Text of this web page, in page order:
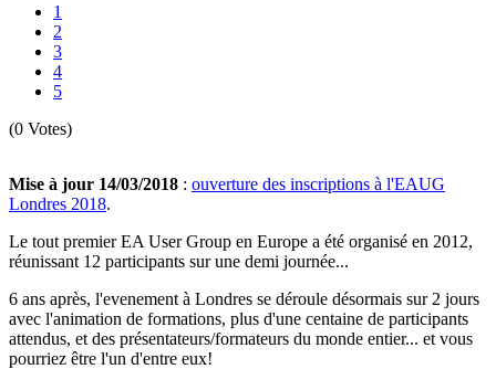
1
2
3
4
5
(0 Votes)
Mise à jour 14/03/2018 : ouverture des inscriptions à l'EAUG
Londres 2018.
Le tout premier EA User Group en Europe a été organisé en 2012,
réunissant 12 participants sur une demi journée...
6 ans après, l'evenement à Londres se déroule désormais sur 2 jours
avec l'animation de formations, plus d'une centaine de participants
attendus, et des présentateurs/formateurs du monde entier... et vous
pourriez être l'un d'entre eux!